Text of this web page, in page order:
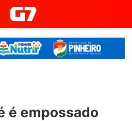
é empossado